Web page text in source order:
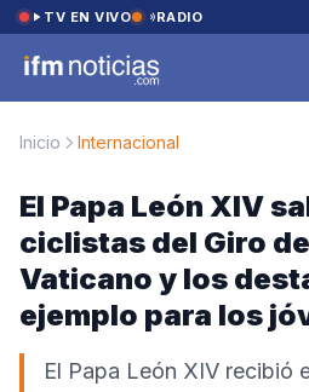
Saltar al contenido
TV EN VIVO RADIO
Inicio Internacional
El Papa León XIV
ciclistas del Giro
Vaticano y los
ejemplo para los
El Papa León XIV recibió